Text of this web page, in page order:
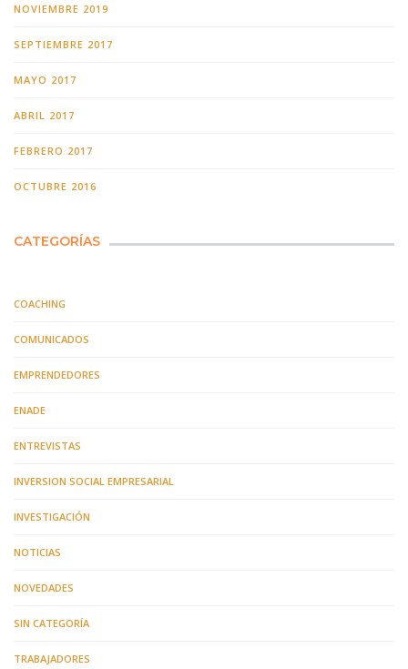
NOVIEMBRE 2019
SEPTIEMBRE 2017
MAYO 2017
ABRIL 2017
FEBRERO 2017
OCTUBRE 2016
CATEGORÍAS
COACHING
COMUNICADOS
EMPRENDEDORES
ENADE
ENTREVISTAS
INVERSION SOCIAL EMPRESARIAL
INVESTIGACIÓN
NOTICIAS
NOVEDADES
SIN CATEGORÍA
TRABAJADORES